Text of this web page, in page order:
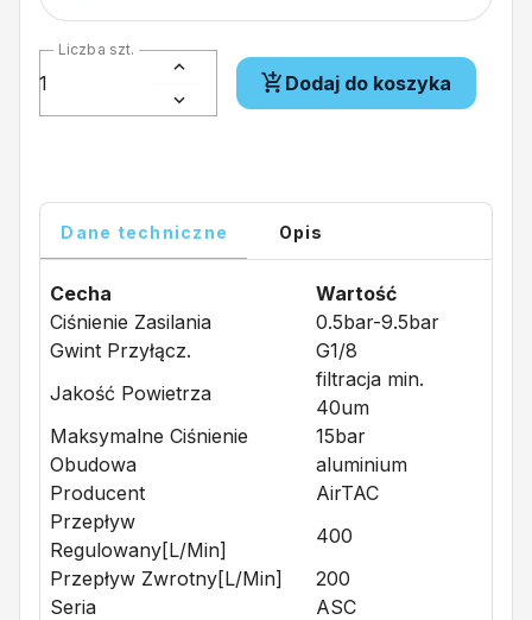
Liczba szt.
Dodaj do koszyka
Dane techniczne Opis
Cecha
Wartość
Ciśnienie Zasilania
0.5bar-9.5bar
Gwint Przyłącz.
G1/8
Jakość Powietrza
filtracja min.
40um
Maksymalne Ciśnienie
15bar
Obudowa
aluminium
Producent
AirTAC
Przepływ
Regulowany[l/min]
400
Przepływ Zwrotny[l/min]
200
Seria
ASC